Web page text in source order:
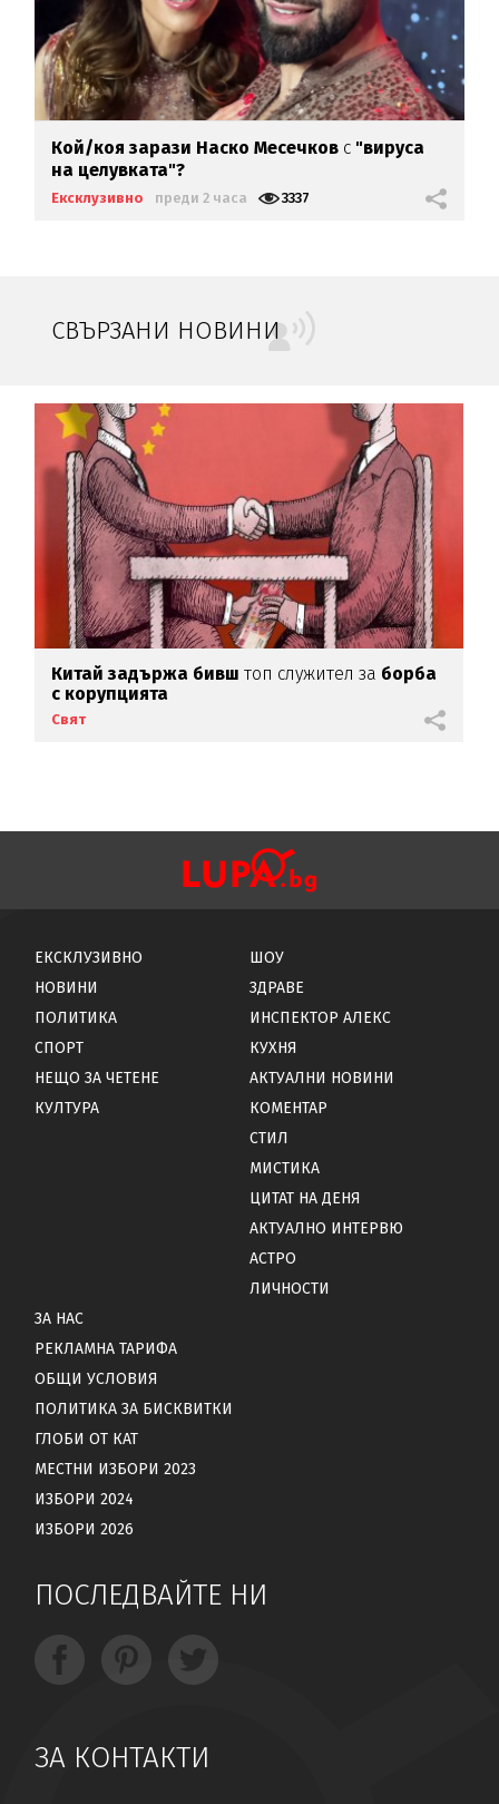
Кой/коя зарази Наско Месечков с "вируса
на целувката"?
Ексклузивно преди 2 часа 3337
СВЪРЗАНИ НОВИНИ
Китай задържа бивш топ служител за борба
с корупцията
Свят
ЕКСКЛУЗИВНО
НОВИНИ
ПОЛИТИКА
СПОРТ
НЕЩО ЗА ЧЕТЕНЕ
КУЛТУРА
ШОУ
ЗДРАВЕ
ИНСПЕКТОР АЛЕКС
КУХНЯ
АКТУАЛНИ НОВИНИ
КОМЕНТАР
СТИЛ
МИСТИКА
ЦИТАТ НА ДЕНЯ
АКТУАЛНО ИНТЕРВЮ
АСТРО
ЛИЧНОСТИ
ЗА НАС
РЕКЛАМНА ТАРИФА
ОБЩИ УСЛОВИЯ
ПОЛИТИКА ЗА БИСКВИТКИ
ГЛОБИ ОТ КАТ
МЕСТНИ ИЗБОРИ 2023
ИЗБОРИ 2024
ИЗБОРИ 2026
ПОСЛЕДВАЙТЕ НИ
ЗА КОНТАКТИ